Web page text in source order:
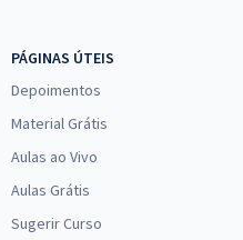
PÁGINAS ÚTEIS
Depoimentos
Material Grátis
Aulas ao Vivo
Aulas Grátis
Sugerir Curso